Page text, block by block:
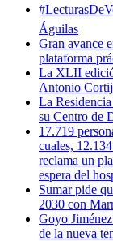
Águilas
Gran avance
plataforma
La XLII
Antonio
La
su Centro de
17.719
cuales,
reclama un
espera del
Sumar pide
2030 con
Goyo
de la nueva